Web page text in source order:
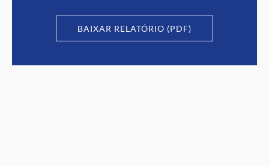
BAIXAR RELATÓRIO (PDF)